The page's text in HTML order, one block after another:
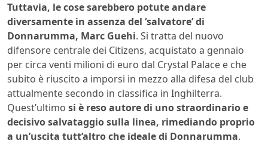
Tuttavia, le cose sarebbero potute andare
diversamente in assenza del ‘salvatore’ di
Donnarumma, Marc Guehi. Si tratta del nuovo
difensore centrale dei Citizens, acquistato a gennaio
per circa venti milioni di euro dal Crystal Palace e che
subito è riuscito a imporsi in mezzo alla difesa del club
attualmente secondo in classifica in Inghilterra.
Quest’ultimo si è reso autore di uno straordinario e
decisivo salvataggio sulla linea, rimediando proprio
a un’uscita tutt’altro che ideale di Donnarumma.